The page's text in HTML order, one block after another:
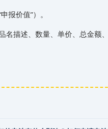
报价值”）。
描述、数量、单价、总金额